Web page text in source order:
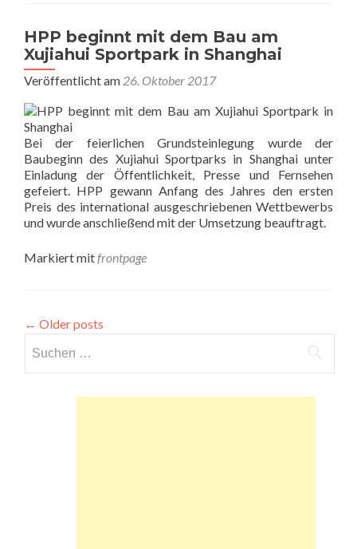
HPP beginnt mit dem Bau am
Xujiahui Sportpark in Shanghai
Veröffentlicht am 26. Oktober 2017
Bei der feierlichen Grundsteinlegung wurde der
Baubeginn des Xujiahui Sportparks in Shanghai unter
Einladung der Öffentlichkeit, Presse und Fernsehen
gefeiert. HPP gewann Anfang des Jahres den ersten
Preis des international ausgeschriebenen Wettbewerbs
und wurde anschließend mit der Umsetzung beauftragt.
Markiert mitfrontpage
← Older posts
nach: